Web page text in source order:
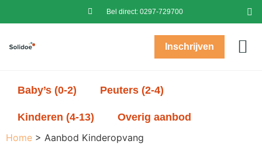
Bel direct: 0297-729700
Inschrijven
Baby’s (0-2) Peuters (2-4)
Kinderen (4-13)
Overig aanbod
Home > Aanbod Kinderopvang